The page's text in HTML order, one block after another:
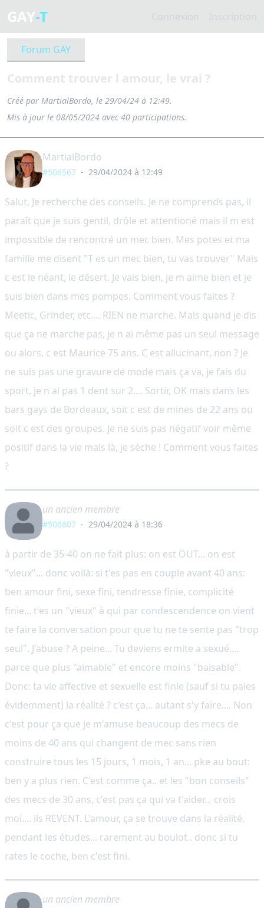
GAY-T
Forum GAY
Comment trouver l amour, le vrai ?
Créé par MartialBordo, le 29/04/24 à 12:49.
Mis à jour le 08/05/2024 avec 40 participations.
MartialBordo
#506567 - 29/04/2024 à 12:49
Salut, Je recherche des conseils. Je ne comprends pas, il
paraît que je suis gentil, drôle et attentioné mais il m est
impossible de rencontré un mec bien. Mes potes et ma
famille me disent "T es un mec bien, tu vas trouver" Mais
c est le néant, le désert. Je vais bien, je m aime bien et je
suis bien dans mes pompes. Comment vous faites ?
Meetic, Grinder, etc.... RIEN ne marche. Mais quand je dis
que ça ne marche pas, je n ai même pas un seul message
ou alors, c est Maurice 75 ans. C est allucinant, non ? Je
ne suis pas une gravure de mode mais ça va, je fais du
sport, je n ai pas 1 dent sur 2.... Sortir, OK mais dans les
bars gays de Bordeaux, soit c est de mines de 22 ans ou
soit c est des groupes. Je ne suis pas négatif voir même
positif dans la vie mais là, je sèche ! Comment vous faites
?
un ancien membre
#506607 - 29/04/2024 à 18:36
à partir de 35-40 on ne fait plus: on est OUT... on est
"vieux"... donc voilà: si t'es pas en couple avant 40 ans:
ben amour fini, sexe fini, tendresse finie, complicité
finie... t'es un "vieux" à qui par condescendence on vient
te faire la conversation pour que tu ne te sente pas "trop
seul". J'abuse ? A peine... Tu deviens ermite a sexué....
parce que plus "aimable" et encore moins "baisable".
Donc: ta vie affective et sexuelle est finie (sauf si tu paies
évidemment) la réalité ? c'est ça... autant s'y faire.... Non
c'est pour ça que je m'amuse beaucoup des mecs de
moins de 40 ans qui changent de mec sans rien
construire tous les 15 jours, 1 mois, 1 an... pke au bout:
ben y a plus rien. C'est comme ça.. et les "bon conseils"
des mecs de 30 ans, c'est pas ça qui va t'aider... crois
moi.... ils REVENT. L'amour, ça se trouve dans la réalité,
pendant les études... rarement au boulot.. donc si tu
rates le coche, ben c'est fini.
un ancien membre